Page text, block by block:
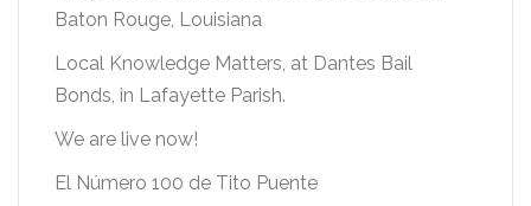
Baton Rouge, Louisiana
Local Knowledge Matters, at Dantes Bail
Bonds, in Lafayette Parish.
We are live now!
El Número 100 de Tito Puente